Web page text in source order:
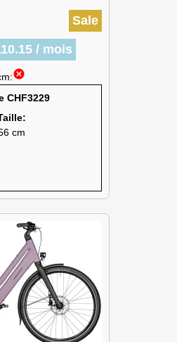
Sale
/ mois
cancel
CHF3229
cm